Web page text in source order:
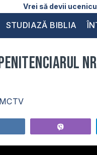
Vrei să devii
STUDIAZĂ BIBLIA
MCTV